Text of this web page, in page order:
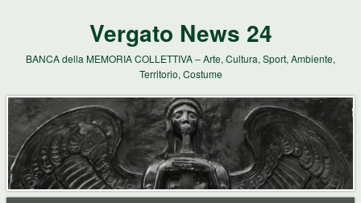
Vergato News 24
BANCA della MEMORIA COLLETTIVA – Arte, Cultura, Sport, Ambiente,
Territorio, Costume